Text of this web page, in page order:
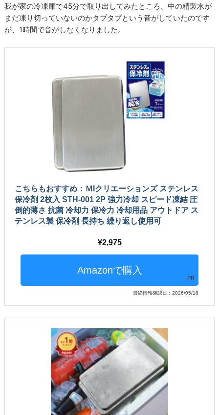
我が家の冷凍庫で45分で取り出してみたところ、中の精製水が
まだ凍り切っていないのかタプタプという音がしていたのです
が、1時間で音がしなくなりました。
こちらもおすすめ：ＭIクリエーションズ ステンレス
保冷剤 2枚入 STH-001 2P 強力冷却 スピード凍結 圧
倒的薄さ 抗菌 冷却力 保冷力 冷却用品 アウトドア ス
テンレス製 保冷剤 長持ち 繰り返し使用可
2,975
PR
最終情報確認日：2026/05/18